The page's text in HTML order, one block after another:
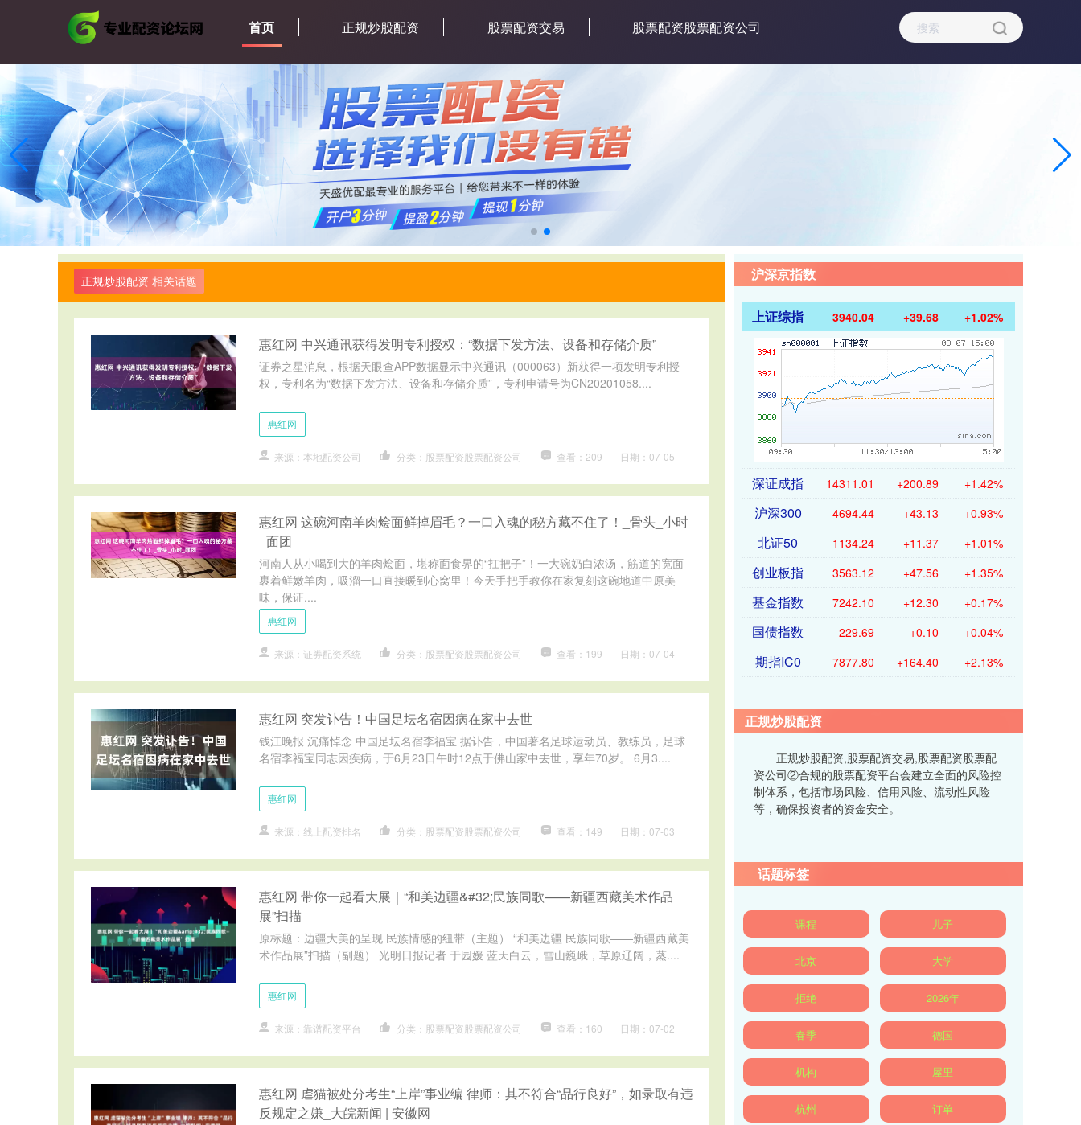
首页 正规炒股配资 股票配资交易 股票配资股票配资公司
正规炒股配资 相关话题
惠红网 中兴通讯获得发明专利授权：“数据下发方法、设备和存储介质”
证券之星消息，根据天眼查APP数据显示中兴通讯（000063）新获得一项发明专利授
权，专利名为“数据下发方法、设备和存储介质”，专利申请号为CN20201058....
惠红网
来源：本地配资公司 分类：股票配资股票配资公司 查看：209 日期：07-05
惠红网 这碗河南羊肉烩面鲜掉眉毛？一口入魂的秘方藏不住了！_骨头_小时
_面团
河南人从小喝到大的羊肉烩面，堪称面食界的“扛把子”！一大碗奶白浓汤，筋道的宽面
裹着鲜嫩羊肉，吸溜一口直接暖到心窝里！今天手把手教你在家复刻这碗地道中原美
味，保证....
惠红网
来源：证券配资系统 分类：股票配资股票配资公司 查看：199 日期：07-04
惠红网 突发讣告！中国足坛名宿因病在家中去世
钱江晚报 沉痛悼念 中国足坛名宿李福宝 据讣告，中国著名足球运动员、教练员，足球
名宿李福宝同志因疾病，于6月23日午时12点于佛山家中去世，享年70岁。 6月3....
惠红网
来源：线上配资排名 分类：股票配资股票配资公司 查看：149 日期：07-03
惠红网 带你一起看大展｜“和美边疆&#32;民族同歌——新疆西藏美术作品
展”扫描
原标题：边疆大美的呈现 民族情感的纽带（主题） “和美边疆 民族同歌——新疆西藏美
术作品展”扫描（副题） 光明日报记者 于园媛 蓝天白云，雪山巍峨，草原辽阔，蒸....
惠红网
来源：靠谱配资平台 分类：股票配资股票配资公司 查看：160 日期：07-02
惠红网 虐猫被处分考生“上岸”事业编 律师：其不符合“品行良好”，如录取有违
反规定之嫌_大皖新闻 | 安徽网
沪深京指数
上证综指 3940.04 +39.68 +1.02%
深证成指 14311.01 +200.89 +1.42%
沪深300 4694.44 +43.13 +0.93%
北证50 1134.24 +11.37 +1.01%
创业板指 3563.12 +47.56 +1.35%
基金指数 7242.10 +12.30 +0.17%
国债指数 229.69 +0.10 +0.04%
期指IC0 7877.80 +164.40 +2.13%
正规炒股配资
正规炒股配资,股票配资交易,股票配资股票配
资公司②合规的股票配资平台会建立全面的风险控
制体系，包括市场风险、信用风险、流动性风险
等，确保投资者的资金安全。
话题标签
课程 儿子
北京 大学
拒绝 2026年
春季 德国
机构 屋里
杭州 订单